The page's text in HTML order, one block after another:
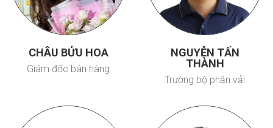
CHÂU BỬU HOA
Giám đốc bán hàng
NGUYỄN TẤN
THÀNH
Trường bộ phận vải